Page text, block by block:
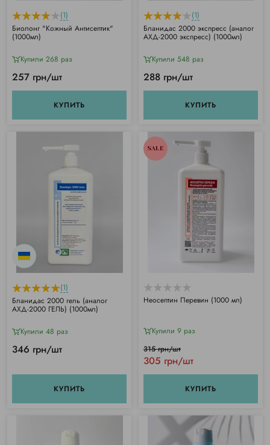
(1)
Биолонг "Кожный Антисептик"
(1000мл)
Купили 268 раз
257 грн/шт
КУПИТЬ
(1)
Бланидас 2000 экспресс (аналог
АХД-2000 экспресс) (1000мл)
Купили 548 раз
288 грн/шт
КУПИТЬ
(1)
Бланидас 2000 гель (аналог
АХД-2000 ГЕЛЬ) (1000мл)
Купили 48 раз
346 грн/шт
КУПИТЬ
SALE
Неосептин Перевин (1000 мл)
Купили 9 раз
305 грн/шт
315 грн/шт
КУПИТЬ